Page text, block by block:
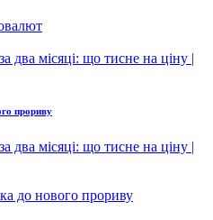
прориву
до нового прориву